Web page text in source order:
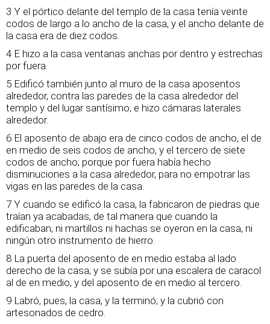
3 Y el pórtico delante del templo de la casa tenía veinte
codos de largo a lo ancho de la casa, y el ancho delante de
la casa era de diez codos.
4 E hizo a la casa ventanas anchas por dentro y estrechas
por fuera.
5 Edificó también junto al muro de la casa aposentos
alrededor, contra las paredes de la casa alrededor del
templo y del lugar santísimo; e hizo cámaras laterales
alrededor.
6 El aposento de abajo era de cinco codos de ancho, el de
en medio de seis codos de ancho, y el tercero de siete
codos de ancho; porque por fuera había hecho
disminuciones a la casa alrededor, para no empotrar las
vigas en las paredes de la casa.
7 Y cuando se edificó la casa, la fabricaron de piedras que
traían ya acabadas, de tal manera que cuando la
edificaban, ni martillos ni hachas se oyeron en la casa, ni
ningún otro instrumento de hierro.
8 La puerta del aposento de en medio estaba al lado
derecho de la casa; y se subía por una escalera de caracol
al de en medio, y del aposento de en medio al tercero.
9 Labró, pues, la casa, y la terminó; y la cubrió con
artesonados de cedro.